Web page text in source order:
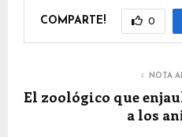
COMPARTE! 0
NOTA
El zoológico que
a los